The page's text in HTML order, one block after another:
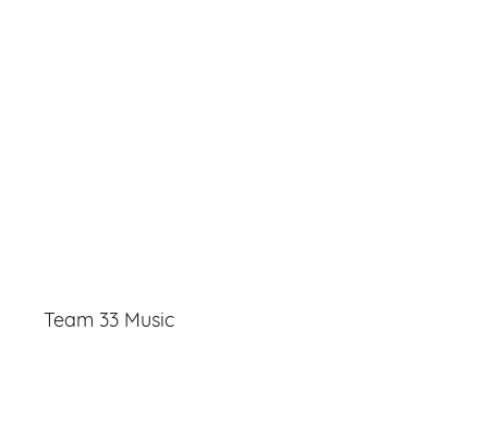
Team 33 Music